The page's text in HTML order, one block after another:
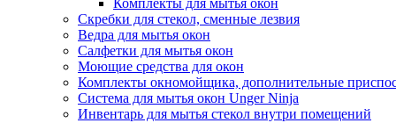
Скребки для стекол, сменные лезвия
Ведра для мытья окон
Салфетки для мытья окон
Моющие средства для окон
Комплекты окномойщика, дополнительные
Система для мытья окон Unger Ninja
Инвентарь для мытья стекол внутри помещений